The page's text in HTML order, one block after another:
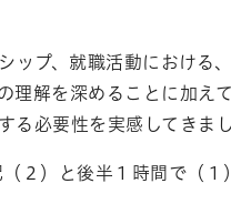
ップ、就職活動における
理解を深めることに加え
る必要性を実感してきまし
２）と後半１時間で（１